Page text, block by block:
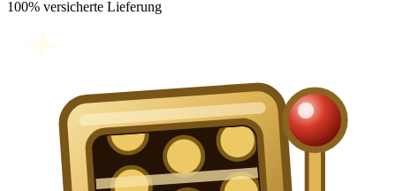
100% versicherte Lieferung